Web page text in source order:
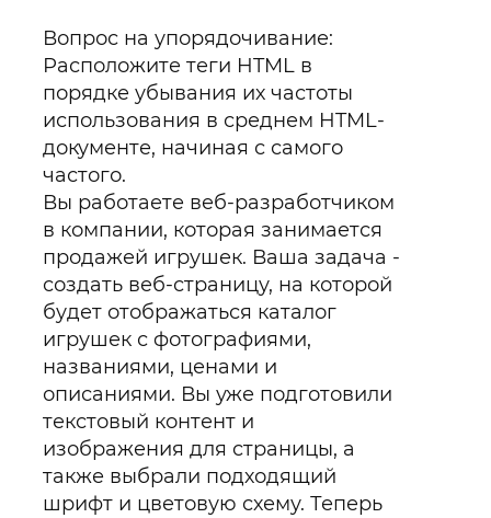
Вопрос на упорядочивание:
Расположите теги HTML в
порядке убывания их частоты
использования в среднем HTML-
документе, начиная с самого
частого.
Вы работаете веб-разработчиком
в компании, которая занимается
продажей игрушек. Ваша задача -
создать веб-страницу, на которой
будет отображаться каталог
игрушек с фотографиями,
названиями, ценами и
описаниями. Вы уже подготовили
текстовый контент и
изображения для страницы, а
также выбрали подходящий
шрифт и цветовую схему. Теперь